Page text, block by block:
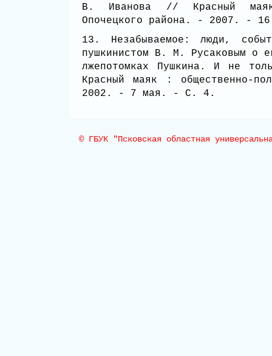
В. Иванова // Красный маяк
Опочецкого района. - 2007. -
13. Незабываемое: люди,
пушкинистом В. М. Русаковым о
лжепотомках Пушкина. И не
Красный маяк : общественно-
2002. - 7 мая. - С. 4.
© ГБУК "Псковская областная